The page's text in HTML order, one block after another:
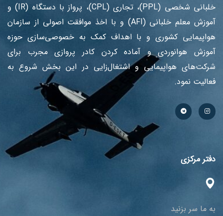
خلبانی شخصی (PPL)، تجاری (CPL)، پرواز با دستگاه (IR) و
آموزش معلم خلبانی (AFI) و با اخذ موافقت اصولی از سازمان
هواپیمایی کشوری و با اهداف کمک به خصوصی‌سازی حوزه
آموزش هوانوردی و آماده کردن کادر پروازی مجرب برای
شرکت‌های هواپیمایی و اشتغال‌زایی در این بخش شروع به
فعالیت نمود.
دفتر مرکزی
به ما سر بزنید